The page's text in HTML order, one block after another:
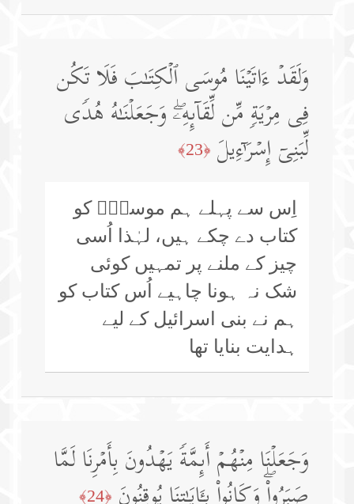
وَلَقَدۡ ءَاتَیۡنَا مُوسَى ٱلۡكِتَـٰبَ فَلَا تَكُن
فِی مِرۡیَةࣲ مِّن لِّقَاۤىِٕهِۦۖ وَجَعَلۡنَـٰهُ هُدࣰى
لِّبَنِیۤ إِسۡرَ ٰ⁠ۤءِیلَ ﴿23﴾
اِس سے پہلے ہم موسیٰؑ کو
کتاب دے چکے ہیں، لہٰذا اُسی
چیز کے ملنے پر تمہیں کوئی
شک نہ ہونا چاہیے اُس کتاب کو
ہم نے بنی اسرائیل کے لیے
ہدایت بنایا تھا
وَجَعَلۡنَا مِنۡهُمۡ أَىِٕمَّةࣰ یَهۡدُونَ بِأَمۡرِنَا لَمَّا
﴿24﴾